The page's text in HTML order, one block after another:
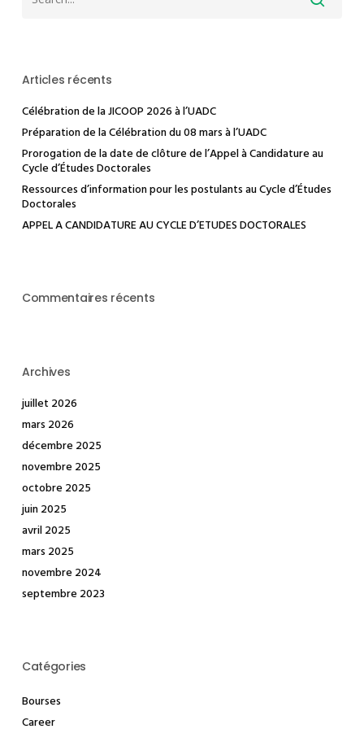
académique
Articles récents
Célébration de la JICOOP 2026 à l’UADC
Préparation de la Célébration du 08 mars à l’UADC
Prorogation de la date de clôture de l’Appel à Candidature au
Cycle d’Études Doctorales
Ressources d’information pour les postulants au Cycle d’Études
Doctorales
APPEL A CANDIDATURE AU CYCLE D’ETUDES DOCTORALES
Commentaires récents
Archives
juillet 2026
mars 2026
décembre 2025
novembre 2025
octobre 2025
juin 2025
avril 2025
mars 2025
novembre 2024
septembre 2023
Catégories
Bourses
Career